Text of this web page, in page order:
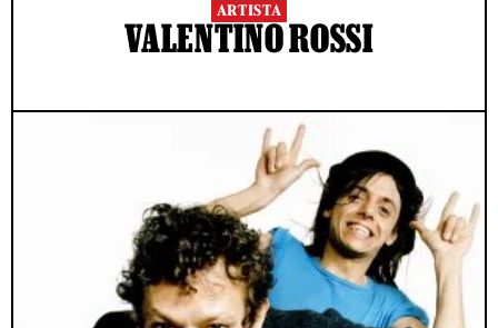
ARTISTA
VALENTINO ROSSI